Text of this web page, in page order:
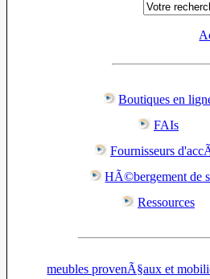
Boutiques en
FAIs
Fournisseurs
HÃ©bergement de
Ressources
meubles provenÃ§aux et